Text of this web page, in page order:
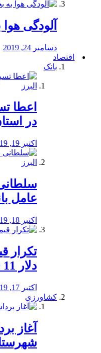
آلودگی
دسامبر 24, 2019
اقتصاد
بانک
️اعطا
در
اکتبر 19, 2019
عامل
اکتبر 18, 2019
تکرار
دلار 11 400
اکتبر 17, 2019
کشاورزی
آغاز